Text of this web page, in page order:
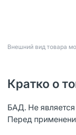
Bнешний вид товара
Кратко о
БАД. Не
Перед